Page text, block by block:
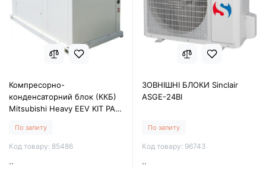
Компресорно-
конденсаторний блок (ККБ)
Mitsubishi Heavy EEV KIT PAC
По запиту
Код товару: 85486
..
ЗОВНІШНІ БЛОКИ Sinclair
ASGE-24BI
По запиту
Код товару: 96743
..